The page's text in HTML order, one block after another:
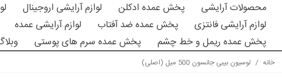
محصولات آرایشی پخش عمده ادکلن لوازم آرایشی اروجینال
لوازم آرایشی فانتزی
پخش عمده ضد آفتاب لوازم آرایشی عمده
پخش عمده ریمل و خط چشم
پخش عمده سرم های پوستی
خانه / لوسیون بیبی جانسون 500 میل (اصلی)